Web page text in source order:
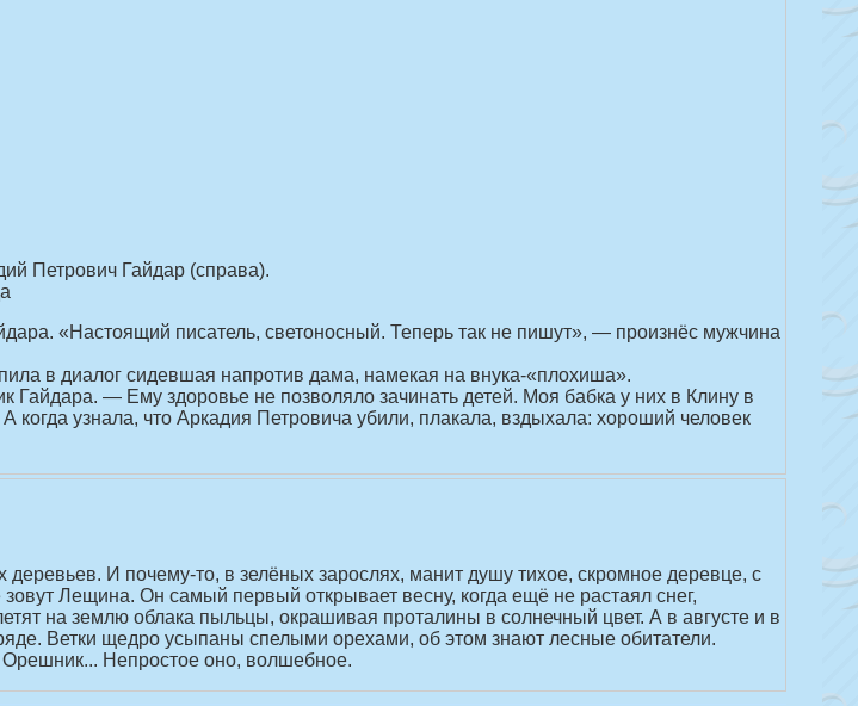
Петрович Гайдар (справа).
«Настоящий писатель, светоносный. Теперь так не пишут», — произнёс мужчина
в диалог сидевшая напротив дама, намекая на внука-«плохиша».
Гайдара. — Ему здоровье не позволяло зачинать детей. Моя бабка у них в Клину в
когда узнала, что Аркадия Петровича убили, плакала, вздыхала: хороший человек
деревьев. И почему-то, в зелёных зарослях, манит душу тихое, скромное деревце, с
Лещина. Он самый первый открывает весну, когда ещё не растаял снег,
на землю облака пыльцы, окрашивая проталины в солнечный цвет. А в августе и в
Ветки щедро усыпаны спелыми орехами, об этом знают лесные обитатели.
Непростое оно, волшебное.